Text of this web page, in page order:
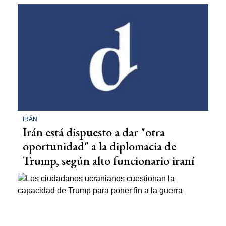
IRÁN
Irán está dispuesto a dar "otra
oportunidad" a la diplomacia de
Trump, según alto funcionario iraní